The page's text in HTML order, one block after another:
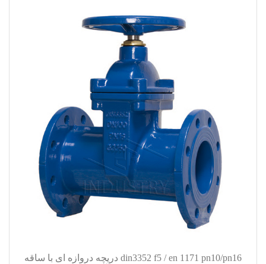
din3352 f5 / en 1171 pn10/pn16 دریچه دروازه ای با ساقه